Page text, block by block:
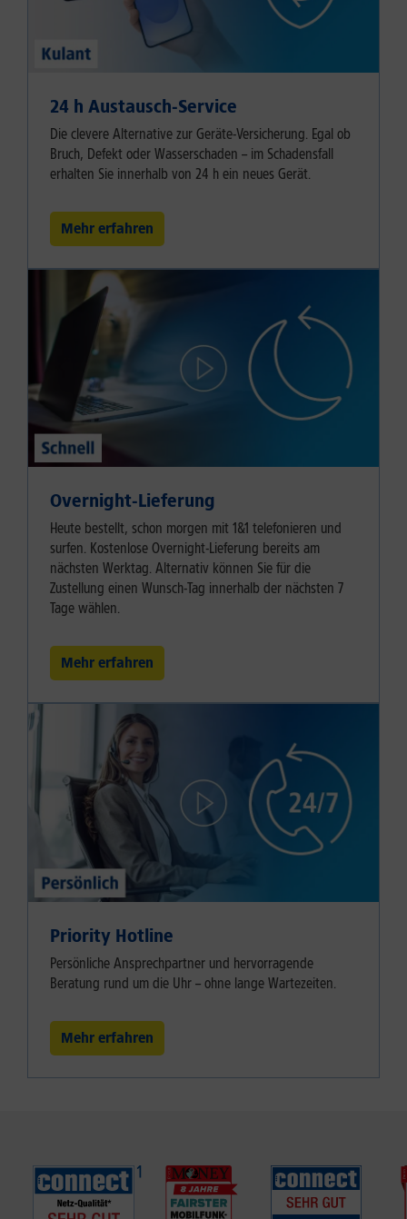
24 h Austausch-Service
Die clevere Alternative zur Geräte-Versicherung. Egal ob
Bruch, Defekt oder Wasserschaden – im Schadensfall
erhalten Sie innerhalb von 24 h ein neues Gerät.
Mehr erfahren
Overnight-Lieferung
Heute bestellt, schon morgen mit 1&1 telefonieren und
surfen. Kostenlose Overnight-Lieferung bereits am
nächsten Werktag. Alternativ können Sie für die
Zustellung einen Wunsch-Tag innerhalb der nächsten 7
Tage wählen.
Mehr erfahren
Priority Hotline
Persönliche Ansprechpartner und hervorragende
Beratung rund um die Uhr – ohne lange Wartezeiten.
Mehr erfahren